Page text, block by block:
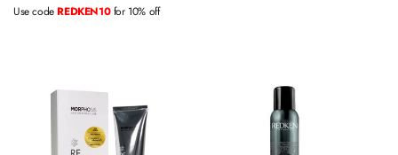
Use codeREDKEN10for 10% off